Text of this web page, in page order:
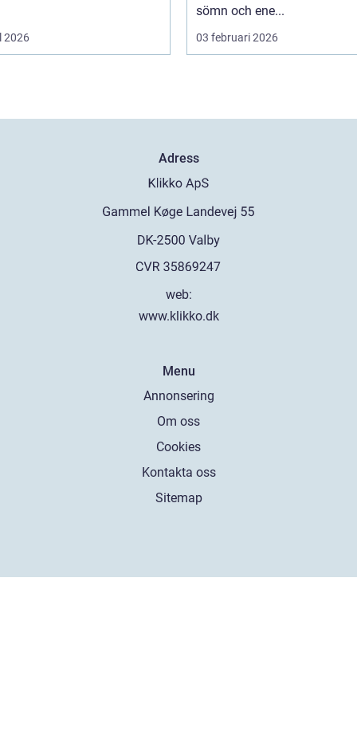
2026
sömn och ene...
03 februari 2026
Adress
web:
www.klikko.dk
Menu
Annonsering
Om oss
Cookies
Kontakta oss
Sitemap